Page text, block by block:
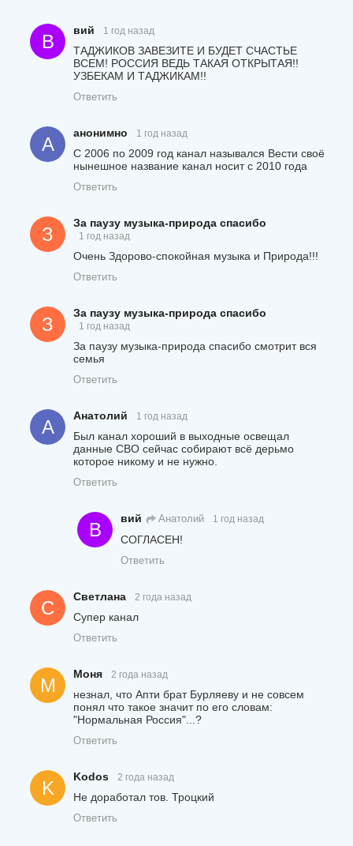
В
вий 1 год назад
ТАДЖИКОВ ЗАВЕЗИТЕ И БУДЕТ СЧАСТЬЕ
ВСЕМ! РОССИЯ ВЕДЬ ТАКАЯ ОТКРЫТАЯ!!
УЗБЕКАМ И ТАДЖИКАМ!!
Ответить
А
анонимно 1 год назад
C 2006 по 2009 год канал назывался Вести своё
нынешное название канал носит с 2010 года
Ответить
З
За паузу музыка-природа спасибо
1 год назад
Очень Здорово-спокойная музыка и Природа!!!
Ответить
З
За паузу музыка-природа спасибо
1 год назад
За паузу музыка-природа спасибо смотрит вся
семья
Ответить
А
Анатолий 1 год назад
Был канал хороший в выходные освещал
данные СВО сейчас собирают всё дерьмо
которое никому и не нужно.
Ответить
В
вий Анатолий 1 год назад
СОГЛАСЕН!
Ответить
С
Светлана 2 года назад
Супер канал
Ответить
М
Моня 2 года назад
незнал, что Апти брат Бурляеву и не совсем
понял что такое значит по его словам:
"Нормальная Россия"...?
Ответить
K
Kodos 2 года назад
Не доработал тов. Троцкий
Ответить